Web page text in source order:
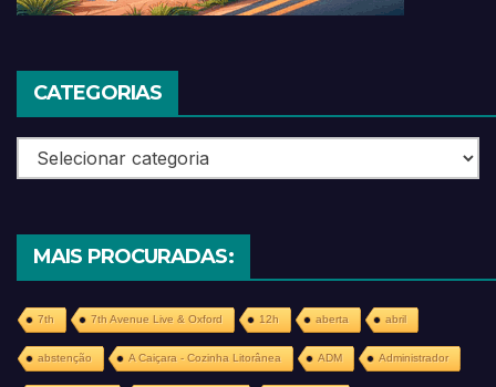
CATEGORIAS
Categorias
MAIS PROCURADAS:
7th 7th Avenue Live & Oxford 12h aberta abril
abstenção A Caiçara - Cozinha Litorânea ADM Administrador